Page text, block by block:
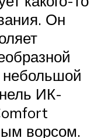
Он
небольшой
ИК-
ворсом.